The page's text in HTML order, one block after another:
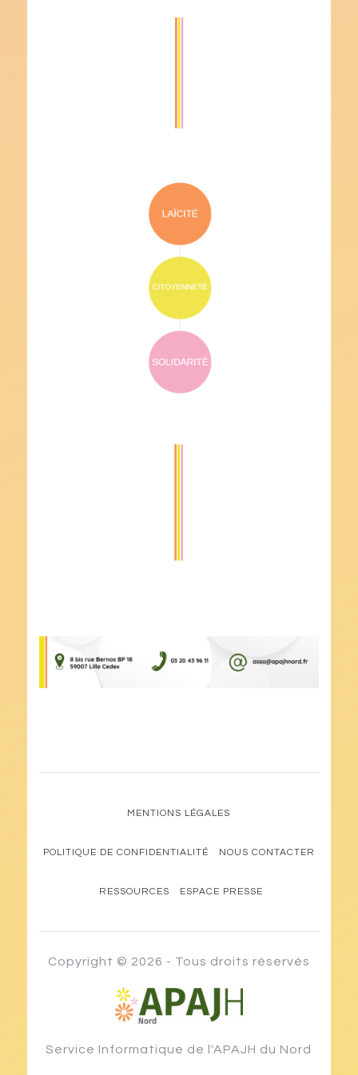
MENTIONS LÉGALES
POLITIQUE DE CONFIDENTIALITÉ NOUS CONTACTER
RESSOURCES ESPACE PRESSE
Copyright © 2026 - Tous droits réservés
Service Informatique de l'APAJH du Nord